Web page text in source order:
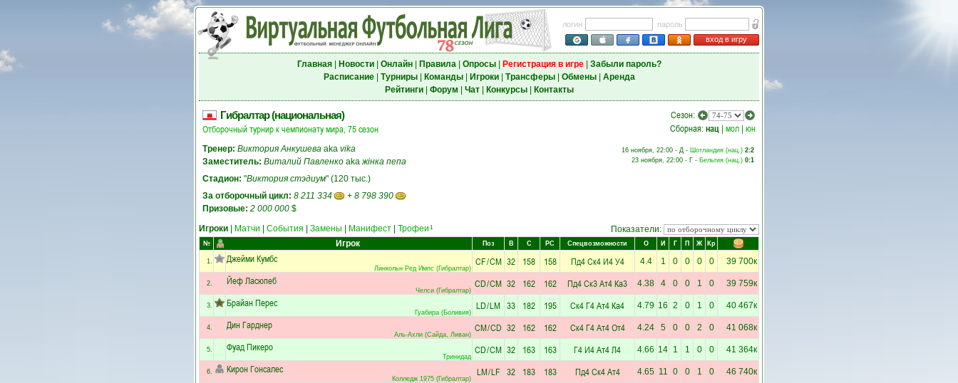
логин
пароль
вход в игру
Главная| Новости| Онлайн| Правила| Опросы| Регистрация в игре| Забыли пароль?
Расписание| Турниры| Команды| Игроки| Трансферы| Обмены| Аренда
Рейтинги| Форум Чат| Конкурсы| Контакты
Гибралтар (национальная)
Отборочный турнир к чемпионату мира, 75 сезон
Тренер: Виктория Анкушева aka vika
Заместитель: Виталий Павленко akaжiнка пепа
Стадион: "Виктория стэдиум" (120 тыс.)
За отборочный цикл: 8 211 334 + 8 798 390
Призовые: 2 000 000 $
Сезон:
Сборная: нац | мол | юн
16 ноября, 22:00 - Д - Шотландия (нац.) 2:2
23 ноября, 22:00 - Г - Бельгия (нац.) 0:1
Игроки Матчи События Замены Манифест Трофеи 1 Показатели:
№ Игрок Поз В С РС Спецвозможности О И Г П Ж Кр
1. Джейми Кумбс
Линкольн Ред Импс (Гибралтар)
CF/CM 32 158 158 Пд4Ск4И4У4 4.4 1 0 0 0 0 39 700к
2. Йеф Ласюпеб
Челси (Гибралтар)
CD/CM 32 162 162 Пд4Ск3Ат4Ка3 4.38 4 0 0 1 0 39 759к
3. Брайан Перес
Гуабира (Боливия)
LD/LM 33 182 195 Ск4Г4Ат4Ка4 4.79 16 2 0 1 0 40 467к
4. Дин Гарднер
Аль-Ахли (Сайда, Ливан)
CM/CD 32 162 162 Ск4Г4Ат4От4 4.24 5 0 0 2 0 41 068к
5. Фуад Пикеро
Тринидад
CD/CM 32 163 163 Г4И4Ат4Л4 4.66 14 1 1 0 0 41 364к
6. Кирон Гонсалес
Колледж 1975 (Гибралтар)
LM/LF 32 183 183 Пд4Ск4Ат4 4.65 11 0 0 1 0 46 740к